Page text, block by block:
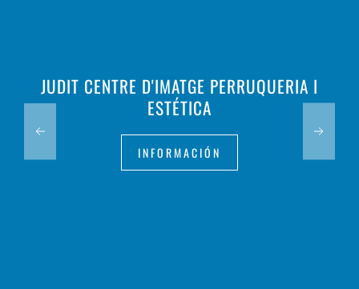
JUDIT CENTRE D'IMATGE PERRUQUERIA I
ESTÉTICA
INFORMACIÓN